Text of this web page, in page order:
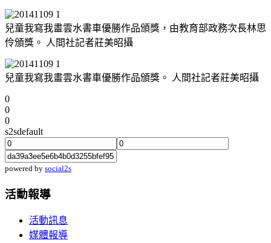
兒童我寫我畫雲水書車優勝作品頒獎，由教育部政務次長林思
伶頒獎。 人間社記者莊美昭攝
兒童我寫我畫雲水書車優勝作品頒獎。 人間社記者莊美昭攝
0
0
0
s2sdefault
powered by social2s
活動報導
活動訊息
媒體報導